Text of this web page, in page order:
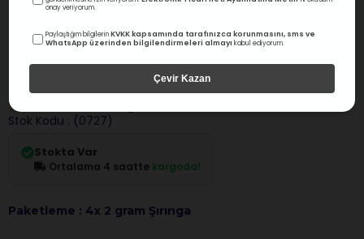
Rubydent
Stok Kodu (0727)
Stokta Var
Ortalama 4 saatte kargoda!
Paketleme : 4x 2 gram Şırınga
onay veriyorum.
Paylaştığım bilgilerinKVKK kapsamında tarafınızca korunmasını, sms ve
WhatsApp üzerinden bilgilendirmeleri almayı kabul ediyorum.
Çevir Kazan